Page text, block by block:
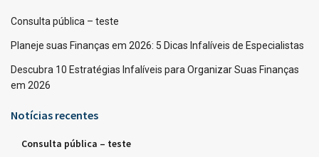
Consulta pública – teste
Planeje suas Finanças em 2026: 5 Dicas Infalíveis de Especialistas
Descubra 10 Estratégias Infalíveis para Organizar Suas Finanças
em 2026
Notícias recentes
Consulta pública – teste